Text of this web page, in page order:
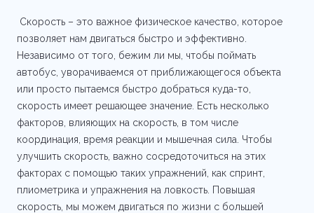
Скорость – это важное физическое качество, которое
позволяет нам двигаться быстро и эффективно.
Независимо от того, бежим ли мы, чтобы поймать
автобус, уворачиваемся от приближающегося объекта
или просто пытаемся быстро добраться куда-то,
скорость имеет решающее значение. Есть несколько
факторов, влияющих на скорость, в том числе
координация, время реакции и мышечная сила. Чтобы
улучшить скорость, важно сосредоточиться на этих
факторах с помощью таких упражнений, как спринт,
плиометрика и упражнения на ловкость. Повышая
скорость, мы можем двигаться по жизни с большей